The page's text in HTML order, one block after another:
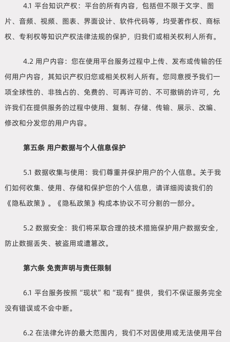
4.1 平台知识产权：平台的所有内容，包括但不限于文字、图
片、音频、视频、图表、界面设计、软件代码等，均受著作权、商标
权、专利权等知识产权法律法规的保护，归我们或相关权利人所有。
4.2 用户内容：您在使用平台服务过程中上传、发布或传输的任
何用户内容，其知识产权归您或相关权利人所有。您同意授予我们一
项全球性的、非独占的、免费的、可再许可的、不可撤销的许可，允
许我们在提供服务的过程中使用、复制、存储、传输、展示、改编、
修改和分发您的用户内容。
第五条 用户数据与个人信息保护
5.1 数据收集与使用：我们尊重并保护用户的个人信息。关于我
们如何收集、使用、存储和保护您的个人信息，请详细阅读我们的
《隐私政策》。《隐私政策》构成本协议不可分割的一部分。
5.2 数据安全：我们将采取合理的技术措施保护用户数据安全，
防止数据丢失、被盗用或遭篡改。
第六条 免责声明与责任限制
6.1 平台服务按照“现状”和“现有”提供，我们不保证服务完全
没有错误或不会中断。
6.2 在法律允许的最大范围内，我们不对因使用或无法使用平台